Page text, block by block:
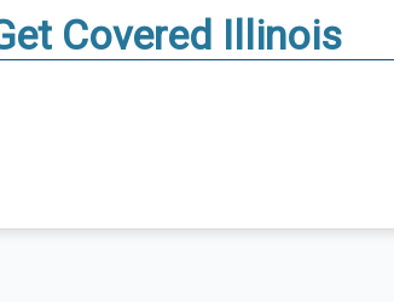
Covered Illinois